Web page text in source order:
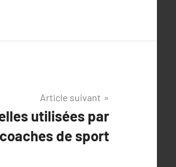
Article suivant
utilisées par
de sport